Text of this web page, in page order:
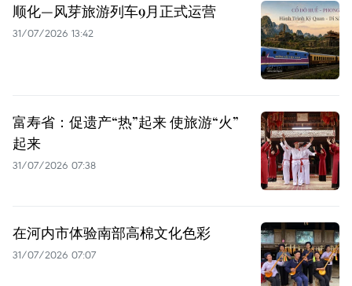
顺化—风芽旅游列车9月正式运营
31/07/2026 13:42
富寿省：促遗产“热”起来 使旅游“火”
起来
31/07/2026 07:38
在河内市体验南部高棉文化色彩
31/07/2026 07:07